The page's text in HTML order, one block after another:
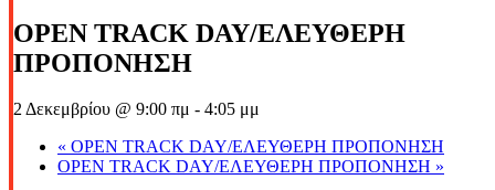
OPEN TRACK DAY/ΕΛΕΥΘΕΡΗ
ΠΡΟΠΟΝΗΣΗ
2 Δεκεμβρίου @ 9:00 πμ - 4:05 μμ
« OPEN TRACK DAY/ΕΛΕΥΘΕΡΗ ΠΡΟΠΟΝΗΣΗ
OPEN TRACK DAY/ΕΛΕΥΘΕΡΗ ΠΡΟΠΟΝΗΣΗ »